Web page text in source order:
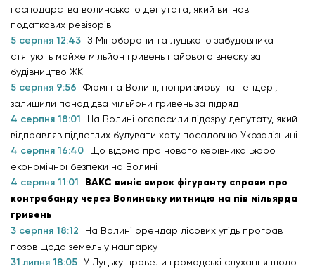
господарства волинського депутата, який вигнав
податкових ревізорів
5 серпня 12:43 З Міноборони та луцького забудовника
стягують майже мільйон гривень пайового внеску за
будівництво ЖК
5 серпня 9:56
Фірмі на Волині, попри змову на тендері,
залишили понад два мільйони гривень за підряд
4 серпня 18:01
На Волині оголосили підозру депутату, який
відправляв підлеглих будувати хату посадовцю Укрзалізниці
4 серпня 16:40
Що відомо про нового керівника Бюро
економічної безпеки на Волині
4 серпня 11:01
ВАКС виніс вирок фігуранту справи про
контрабанду через Волинську митницю на пів мільярда
гривень
3 серпня 18:12
На Волині орендар лісових угідь програв
позов щодо земель у нацпарку
31 липня 18:05 У Луцьку провели громадські слухання щодо